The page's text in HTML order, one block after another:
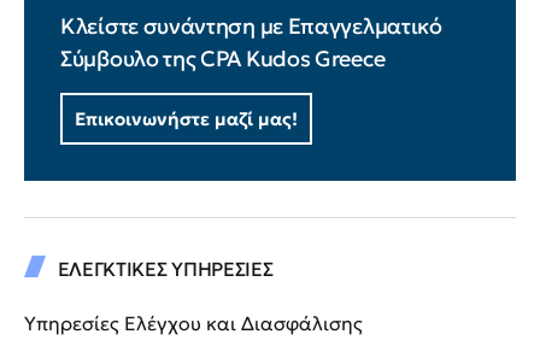
Κλείστε συνάντηση με Επαγγελματικό
Σύμβουλο της CPA Kudos Greece
Επικοινωνήστε μαζί μας!
ΕΛΕΓΚΤΙΚΕΣ ΥΠΗΡΕΣΙΕΣ
Υπηρεσίες Ελέγχου και Διασφάλισης